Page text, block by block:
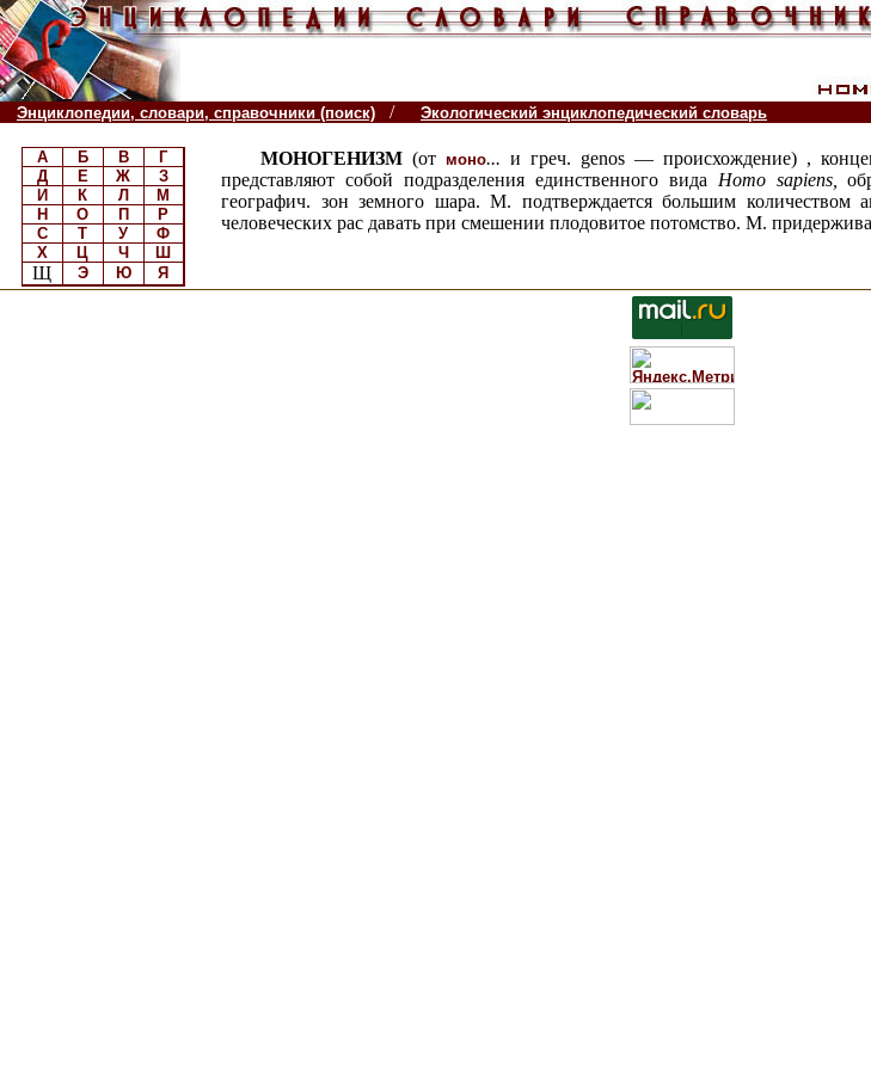
Энциклопедии, словари, справочники (поиск) / Экологический энциклопедический словарь
А Б В
Г
Д
Е Ж
З
И
К Л
М
Н
О П
Р
С
Т У
Ф
Х
Ц Ч Ш
Щ Э Ю Я
МОНОГЕНИЗМ(отмоно...и греч. genos — происхождение) ,
представляют собой подразделения единственного вида Homo sapiens,
географич. зон земного шара. М. подтверждается большим количеством
человеческих рас давать при смешении плодовитое потомство. М.